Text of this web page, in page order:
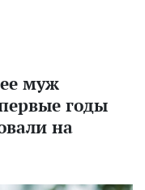
муж
годы
на